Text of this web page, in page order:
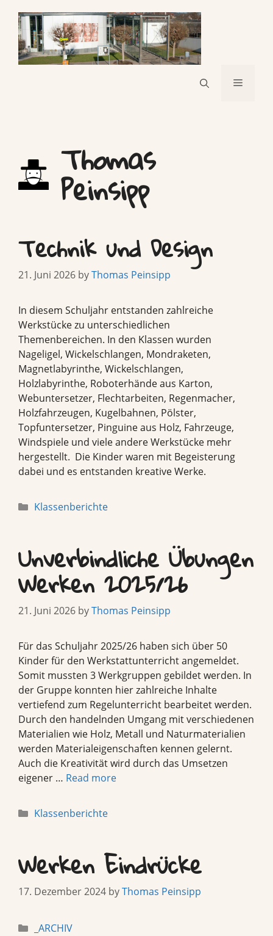
content
Menu
Thomas
Peinsipp
Technik und Design
21. Juni 2026 byThomas Peinsipp
In diesem Schuljahr entstanden zahlreiche
Werkstücke zu unterschiedlichen
Themenbereichen. In den Klassen wurden
Nageligel, Wickelschlangen, Mondraketen,
Magnetlabyrinthe, Wickelschlangen,
Holzlabyrinthe, Roboterhände aus Karton,
Webuntersetzer, Flechtarbeiten, Regenmacher,
Holzfahrzeugen, Kugelbahnen, Pölster,
Topfuntersetzer, Pinguine aus Holz, Fahrzeuge,
Windspiele und viele andere Werkstücke mehr
hergestellt. Die Kinder waren mit Begeisterung
dabei und es entstanden kreative Werke.
Categories
Klassenberichte
Unverbindliche Übungen
Werken 2025/26
21. Juni 2026 byThomas Peinsipp
Für das Schuljahr 2025/26 haben sich über 50
Kinder für den Werkstattunterricht angemeldet.
Somit mussten 3 Werkgruppen gebildet werden. In
der Gruppe konnten hier zahlreiche Inhalte
vertiefend zum Regelunterricht bearbeitet werden.
Durch den handelnden Umgang mit verschiedenen
Materialien wie Holz, Metall und Naturmaterialien
werden Materialeigenschaften kennen gelernt.
Auch die Kreativität wird durch das Umsetzen
eigener … Read more
Categories
Klassenberichte
Werken Eindrücke
17. Dezember 2024 byThomas Peinsipp
Categories
_ARCHIV